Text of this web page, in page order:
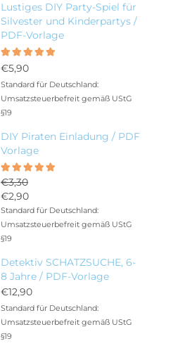
Lustiges DIY Party-Spiel für
Silvester und Kinderpartys /
PDF-Vorlage
mit5.00
von 5
€5,90
Standard für Deutschland:
Umsatzsteuerbefreit gemäß UStG
§19
DIY Piraten Einladung / PDF
Vorlage
mit5.00
von 5
€3,30
Ursprünglicher
Preis
war:
€3,30
€2,90
Aktueller
Preis
ist:
Standard für Deutschland:
Umsatzsteuerbefreit gemäß UStG
§19
Detektiv SCHATZSUCHE, 6-
8 Jahre / PDF-Vorlage
€12,90
Standard für Deutschland:
Umsatzsteuerbefreit gemäß UStG
§19